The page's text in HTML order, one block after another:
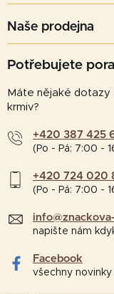
Naše prodejna
Potřebujete
Máte nějaké
krmiv?
+420 387 425
(Po - Pá: 7:00 -
+420 724 020
(Po - Pá: 7:00 -
napište nám
Facebook
všechny